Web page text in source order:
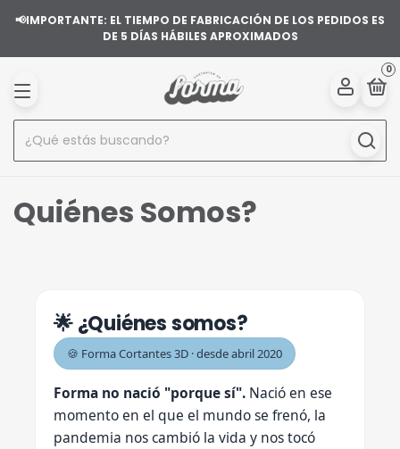
📢IMPORTANTE: EL TIEMPO DE FABRICACIÓN DE LOS PEDIDOS ES
DE 5 DÍAS HÁBILES APROXIMADOS
0
Quiénes Somos?
🌟 ¿Quiénes somos?
🍪 Forma Cortantes 3D · desde abril 2020
Forma no nació "porque sí". Nació en ese
momento en el que el mundo se frenó, la
pandemia nos cambió la vida y nos tocó